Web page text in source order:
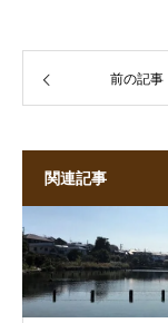
前の記事
関連記事